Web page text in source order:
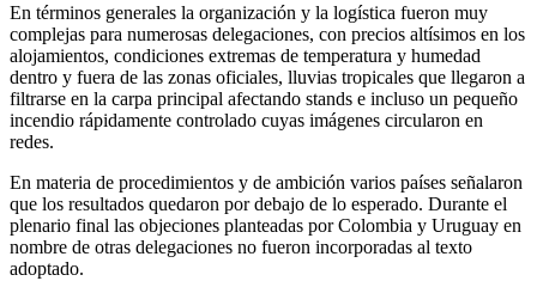
En términos generales la organización y la logística fueron muy
complejas para numerosas delegaciones, con precios altísimos en los
alojamientos, condiciones extremas de temperatura y humedad
dentro y fuera de las zonas oficiales, lluvias tropicales que llegaron a
filtrarse en la carpa principal afectando stands e incluso un pequeño
incendio rápidamente controlado cuyas imágenes circularon en
redes.
En materia de procedimientos y de ambición varios países señalaron
que los resultados quedaron por debajo de lo esperado. Durante el
plenario final las objeciones planteadas por Colombia y Uruguay en
nombre de otras delegaciones no fueron incorporadas al texto
adoptado.